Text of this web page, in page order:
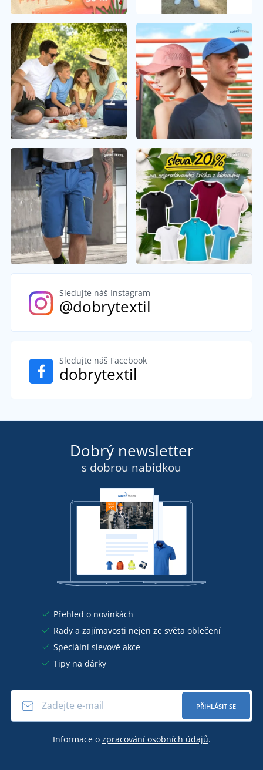
Sledujte náš Instagram
@dobrytextil
Sledujte náš Facebook
dobrytextil
Dobrý newsletter
s dobrou nabídkou
Přehled o novinkách
Rady a zajímavosti nejen ze světa oblečení
Speciální slevové akce
Tipy na dárky
PŘIHLÁSIT SE
Informace o zpracování osobních údajů.